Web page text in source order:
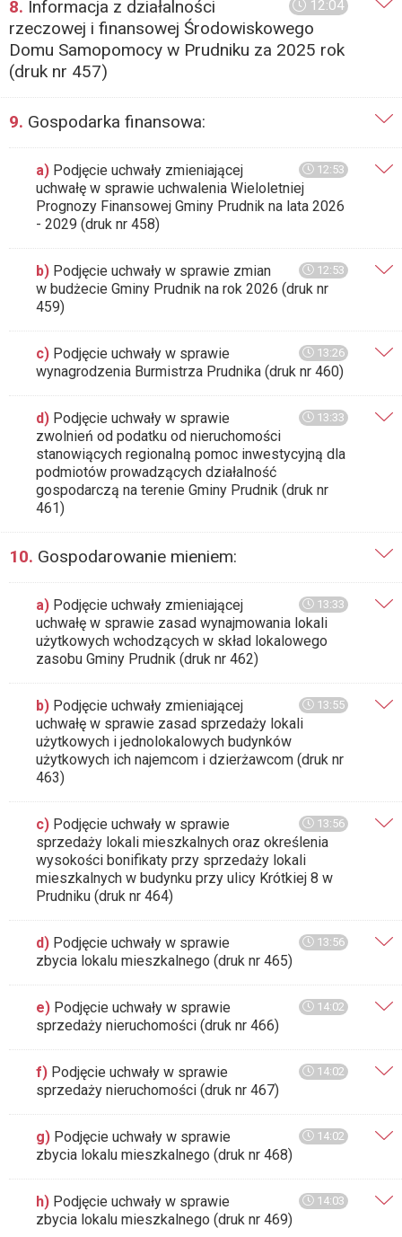
12:04
8. Informacja z działalności
rzeczowej i finansowej Środowiskowego
Domu Samopomocy w Prudniku za 2025 rok
(druk nr 457)
9. Gospodarka finansowa:
12:53
a) Podjęcie uchwały zmieniającej
uchwałę w sprawie uchwalenia Wieloletniej
Prognozy Finansowej Gminy Prudnik na lata 2026
- 2029 (druk nr 458)
12:53
b) Podjęcie uchwały w sprawie zmian
w budżecie Gminy Prudnik na rok 2026 (druk nr
459)
13:26
c) Podjęcie uchwały w sprawie
wynagrodzenia Burmistrza Prudnika (druk nr 460)
13:33
d) Podjęcie uchwały w sprawie
zwolnień od podatku od nieruchomości
stanowiących regionalną pomoc inwestycyjną dla
podmiotów prowadzących działalność
gospodarczą na terenie Gminy Prudnik (druk nr
461)
10. Gospodarowanie mieniem:
13:33
a) Podjęcie uchwały zmieniającej
uchwałę w sprawie zasad wynajmowania lokali
użytkowych wchodzących w skład lokalowego
zasobu Gminy Prudnik (druk nr 462)
13:55
b) Podjęcie uchwały zmieniającej
uchwałę w sprawie zasad sprzedaży lokali
użytkowych i jednolokalowych budynków
użytkowych ich najemcom i dzierżawcom (druk nr
463)
13:56
c) Podjęcie uchwały w sprawie
sprzedaży lokali mieszkalnych oraz określenia
wysokości bonifikaty przy sprzedaży lokali
mieszkalnych w budynku przy ulicy Krótkiej 8 w
Prudniku (druk nr 464)
13:56
d) Podjęcie uchwały w sprawie
zbycia lokalu mieszkalnego (druk nr 465)
14:02
e) Podjęcie uchwały w sprawie
sprzedaży nieruchomości (druk nr 466)
14:02
f) Podjęcie uchwały w sprawie
sprzedaży nieruchomości (druk nr 467)
14:02
g) Podjęcie uchwały w sprawie
zbycia lokalu mieszkalnego (druk nr 468)
14:03
h) Podjęcie uchwały w sprawie
zbycia lokalu mieszkalnego (druk nr 469)